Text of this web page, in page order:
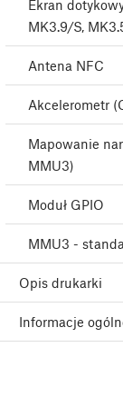
Ekran
MK3.9/S,
Antena NFC
Akcelerometr
Mapowanie
MMU3)
Moduł GPIO
MMU3 -
Opis drukarki
Informacje